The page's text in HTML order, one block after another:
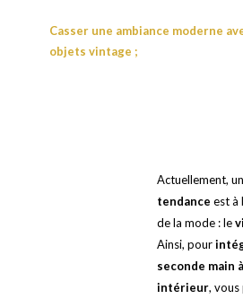
Casser une ambiance moderne
objets vintage ;
Actuellement,
tendanceest à
de la mode : le
Ainsi, pour
seconde main
intérieur, vous